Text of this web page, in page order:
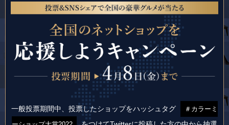
一般投票期間中、投票したショップをハッシュタグ
＃カラーミ